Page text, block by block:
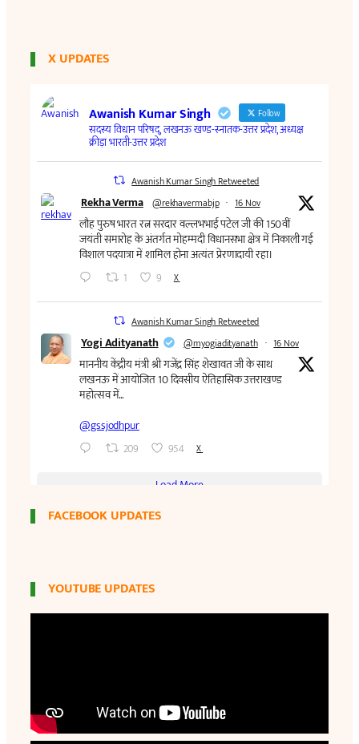
X UPDATES
FACEBOOK UPDATES
YOUTUBE UPDATES